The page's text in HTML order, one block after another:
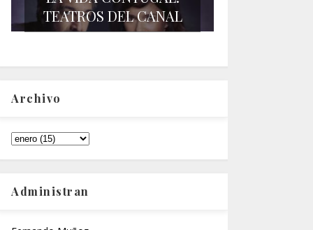
TEATROS DEL CANAL
Archivo
Administran